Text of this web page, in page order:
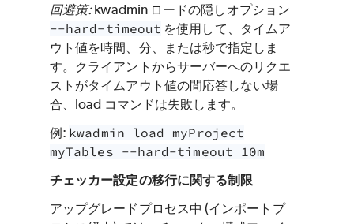
回避策:kwadmin ロードの隠しオプション
--hard-timeout を使用して、タイムア
ウト値を時間、分、または秒で指定しま
す。クライアントからサーバーへのリクエ
ストがタイムアウト値の間応答しない場
合、load コマンドは失敗します。
例: kwadmin load myProject
myTables --hard-timeout 10m
チェッカー設定の移行に関する制限
アップグレードプロセス中 (インポートプ